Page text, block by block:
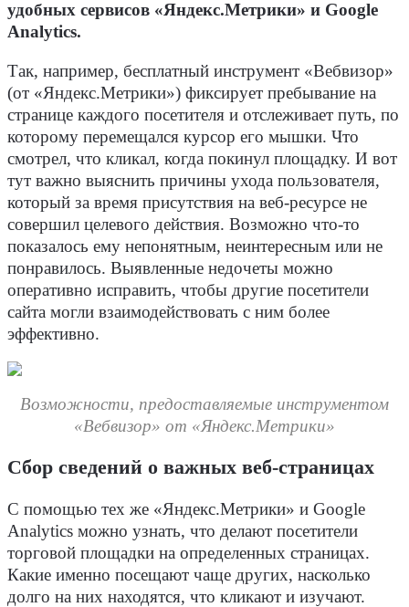
удобных сервисов «Яндекс.Метрики» и Google
Analytics.
Так, например, бесплатный инструмент «Вебвизор»
(от «Яндекс.Метрики») фиксирует пребывание на
странице каждого посетителя и отслеживает путь, по
которому перемещался курсор его мышки. Что
смотрел, что кликал, когда покинул площадку. И вот
тут важно выяснить причины ухода пользователя,
который за время присутствия на веб-ресурсе не
совершил целевого действия. Возможно что-то
показалось ему непонятным, неинтересным или не
понравилось. Выявленные недочеты можно
оперативно исправить, чтобы другие посетители
сайта могли взаимодействовать с ним более
эффективно.
Возможности, предоставляемые инструментом
«Вебвизор» от «Яндекс.Метрики»
Сбор сведений о важных веб-страницах
С помощью тех же «Яндекс.Метрики» и Google
Analytics можно узнать, что делают посетители
торговой площадки на определенных страницах.
Какие именно посещают чаще других, насколько
долго на них находятся, что кликают и изучают.